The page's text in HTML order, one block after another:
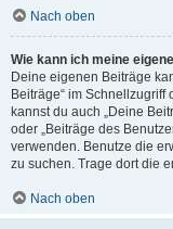
Nach oben
Wie kann ich meine
Deine eigenen Beiträge
Beiträge“ im
kannst du auch „Deine
oder „Beiträge des
verwenden. Benutze die
zu suchen. Trage dort die
Nach oben